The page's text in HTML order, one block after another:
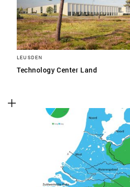
LEUSDEN
Technology Center Land